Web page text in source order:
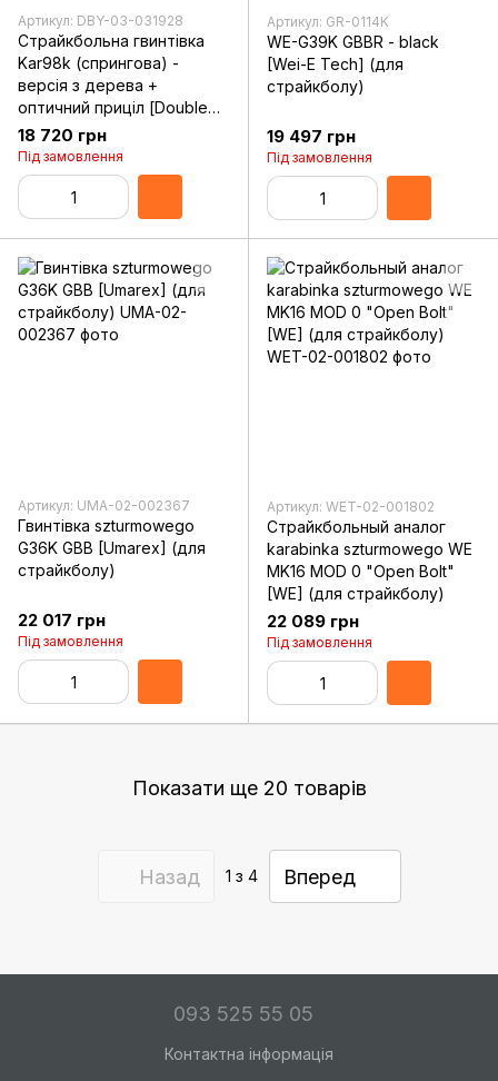
Артикул: DBY-03-031928
Страйкбольна гвинтівка
Kar98k (спрингова) -
версія з дерева +
оптичний приціл [Double
Bell / DBoys] (для
страйкболу)
18 720 грн
Під замовлення
Артикул: GR-0114K
WE-G39K GBBR - black
[Wei-E Tech] (для
страйкболу)
19 497 грн
Під замовлення
Артикул: UMA-02-002367
Гвинтівка szturmowego
G36K GBB [Umarex] (для
страйкболу)
22 017 грн
Під замовлення
Артикул: WET-02-001802
Страйкбольный аналог
karabinka szturmowego WE
MK16 MOD 0 "Open Bolt"
[WE] (для страйкболу)
22 089 грн
Під замовлення
Показати ще 20 товарів
Назад 1 з 4 Вперед
093 525 55 05
Контактна інформація